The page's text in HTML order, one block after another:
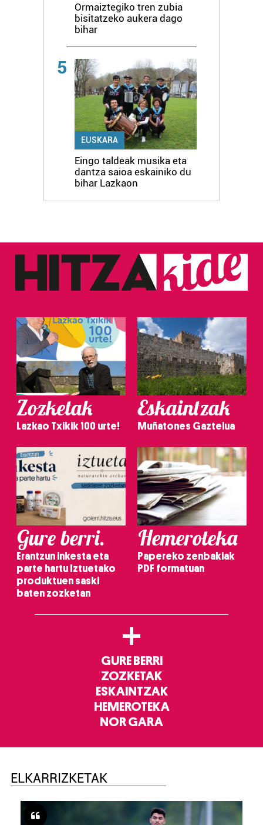
Ormaiztegiko tren zubia
bisitatzeko aukera dago
bihar
5
EUSKARA
Eingo taldeak musika eta
dantza saioa eskainiko du
bihar Lazkaon
Zozketak
Lazkao Txikik 100 urte!
Eskaintzak
Muñatones Gaztelua
Gure berri.
Erantzun inkesta eta
parte hartu Iztuetako
produktuen saski
baten zozketan
Hemeroteka
Papereko zenbakiak
PDF formatuan
+
GURE BERRI
ZOZKETAK
ESKAINTZAK
HEMEROTEKA
NOR GARA
ELKARRIZKETAK